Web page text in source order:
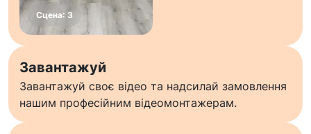
Завантажуй
Завантажуй своє відео та надсилай замовлення
нашим професійним відеомонтажерам.